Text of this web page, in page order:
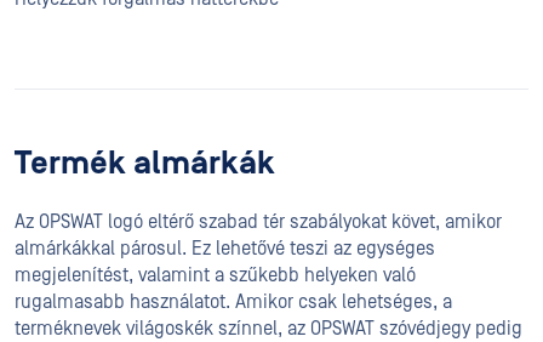
Termék almárkák
Az OPSWAT logó eltérő szabad tér szabályokat követ, amikor
almárkákkal párosul. Ez lehetővé teszi az egységes
megjelenítést, valamint a szűkebb helyeken való
rugalmasabb használatot. Amikor csak lehetséges, a
terméknevek világoskék színnel, az OPSWAT szóvédjegy pedig